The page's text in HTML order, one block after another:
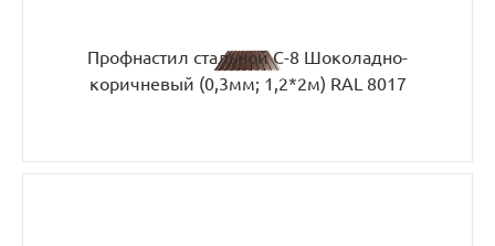
Профнастил стальной С-8 Шоколадно-
коричневый (0,3мм; 1,2*2м) RAL 8017